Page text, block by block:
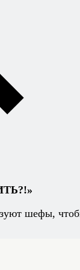
кулинара
не отменял
духовках и
для
который
шефы,